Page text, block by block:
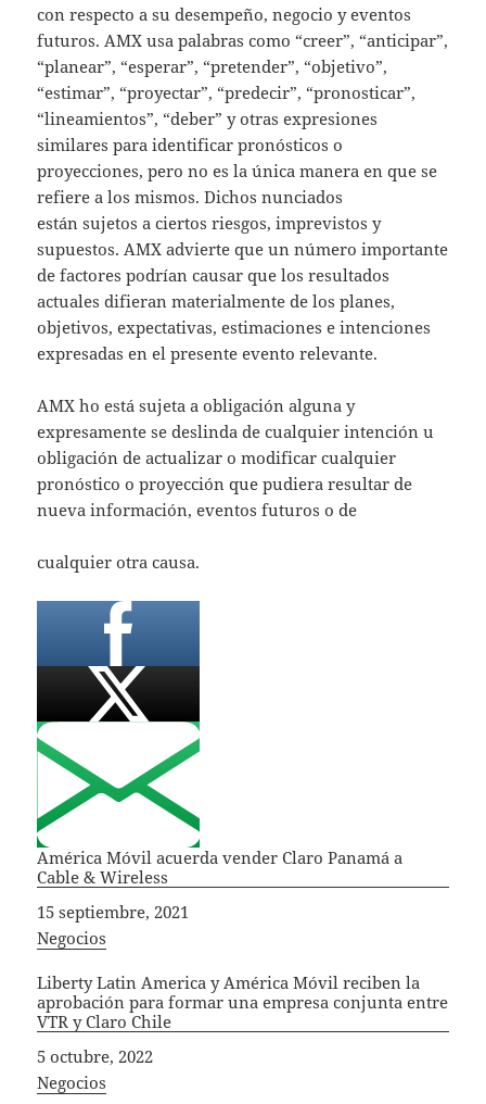
con respecto a su desempeño, negocio y eventos
futuros. AMX usa palabras como “creer”, “anticipar”,
“planear”, “esperar”, “pretender”, “objetivo”,
“estimar”, “proyectar”, “predecir”, “pronosticar”,
“lineamientos”, “deber” y otras expresiones
similares para identificar pronósticos o
proyecciones, pero no es la única manera en que se
refiere a los mismos. Dichos nunciados
están sujetos a ciertos riesgos, imprevistos y
supuestos. AMX advierte que un número importante
de factores podrían causar que los resultados
actuales difieran materialmente de los planes,
objetivos, expectativas, estimaciones e intenciones
expresadas en el presente evento relevante.
AMX ho está sujeta a obligación alguna y
expresamente se deslinda de cualquier intención u
obligación de actualizar o modificar cualquier
pronóstico o proyección que pudiera resultar de
nueva información, eventos futuros o de
cualquier otra causa.
América Móvil acuerda vender Claro Panamá a
Cable & Wireless
Fecha
15 septiembre, 2021
In relation to
Negocios
Liberty Latin America y América Móvil reciben la
aprobación para formar una empresa conjunta entre
VTR y Claro Chile
Fecha
5 octubre, 2022
In relation to
Negocios